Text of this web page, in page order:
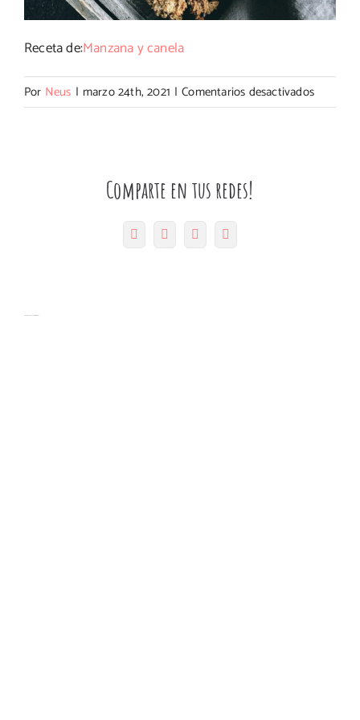
Receta de:Manzana y canela
Por Neus | marzo 24th, 2021 | Comentarios desactivadosen
Galletas
Comparte en tus redes!
FacebookTwitter Pinterest
electrónico